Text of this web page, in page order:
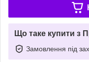
Що таке купити з
Замовлення під